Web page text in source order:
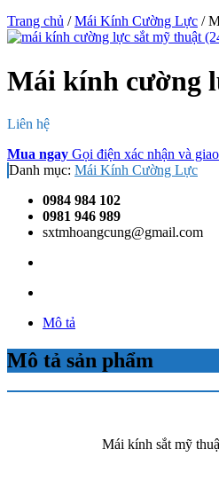
Trang chủ /Mái Kính Cường Lực /
Mái kính cường
Liên hệ
Mua ngay Gọi điện xác nhận và
Danh mục: Mái Kính Cường Lực
0984 984 102
0981 946 989
sxtmhoangcung@gmail.com
Mô tả
Mô tả sản phẩm
Mái kính sắt mỹ